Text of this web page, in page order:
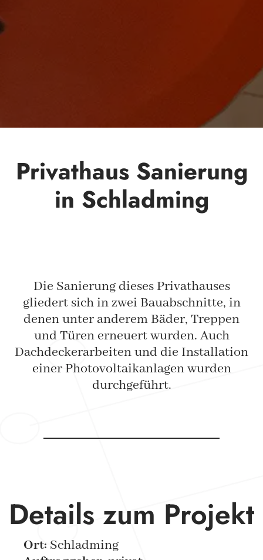
Privathaus Sanierung
in Schladming
Die Sanierung dieses Privathauses
gliedert sich in zwei Bauabschnitte, in
denen unter anderem Bäder, Treppen
und Türen erneuert wurden. Auch
Dachdeckerarbeiten und die Installation
einer Photovoltaikanlagen wurden
durchgeführt.
Details zum Projekt
Ort: Schladming